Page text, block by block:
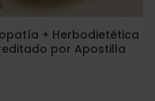
+ Herbodietética
por Apostilla